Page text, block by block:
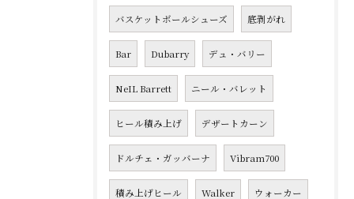
バスケットボールシューズ 底剥がれ
Bar Dubarry デュ・バリー
NeIL Barrett ニール・バレット
ヒール積み上げ デザートカーン
ドルチェ・ガッバーナ Vibram700
積み上げヒール Walker ウォーカー